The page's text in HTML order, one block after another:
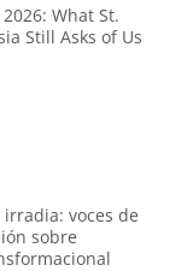
What St.
Still Asks of Us
voces de
sobre